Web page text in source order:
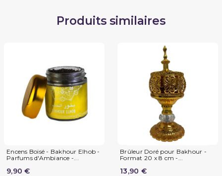
Produits similaires
Encens Boisé - Bakhour Elhob -
Parfums d'Ambiance -...
9,90 €
Brûleur Doré pour Bakhour -
Format 20 x 8 cm -...
13,90 €